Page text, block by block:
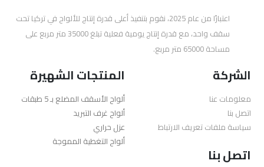
اعتبارًا من عام 2025، نقوم بتنفيذ أعلى قدرة إنتاج للألواح في تركيا تحت
سقف واحد، مع قدرة إنتاج يومية فعلية تبلغ 35000 متر مربع على
مساحة 65000 متر مربع.
الشركة
معلومات عنا
اتصل بنا
سياسة ملفات تعريف الارتباط
المنتجات الشهيرة
ألواح الأسقف المضلع بـ 5 طبقات
ألواح غرف التبريد
عزل حراري
ألواح التغطية المموجة
اتصل بنا